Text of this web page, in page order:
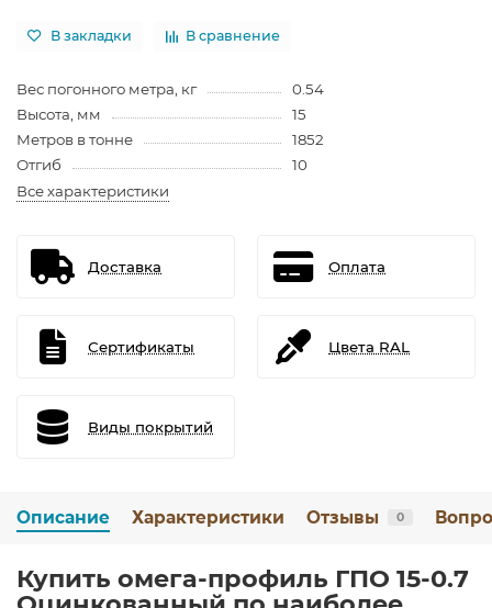
В закладки В сравнение
Вес погонного метра, кг
0.54
Высота, мм
15
Метров в тонне
1852
Отгиб
10
Все характеристики
Доставка Оплата
Сертификаты Цвета RAL
Виды покрытий
Описание Характеристики Отзывы 0
Купить омега-профиль ГПО 15-0.7